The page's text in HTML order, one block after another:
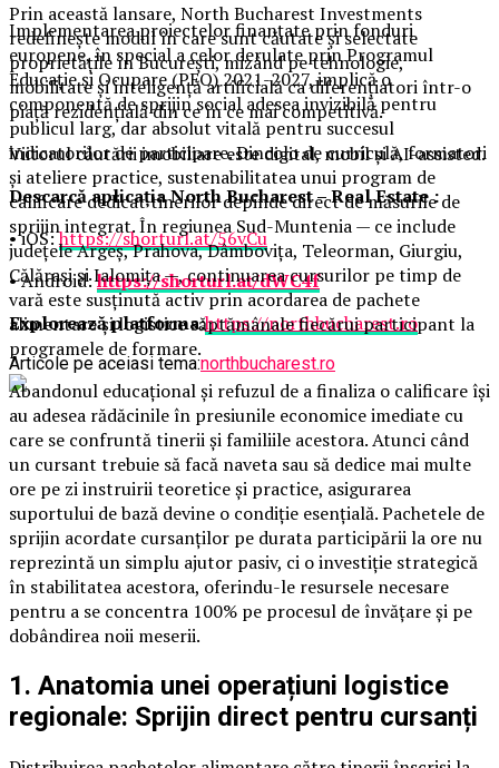
Prin această lansare, North Bucharest Investments
redefinește modul în care sunt căutate și selectate
proprietățile în București, mizând pe tehnologie,
mobilitate și inteligență artificială ca diferențiatori într-o
piață rezidențială din ce în ce mai competitivă.
Viitorul căutării imobiliare este digital, mobil și AI-assisted.
Descarcă aplicația North Bucharest – Real Estate :
• iOS:https://shorturl.at/56vCu
• Android:https://shorturl.at/dWC4f
Explorează platforma:https://northbucharest.ro
Articole pe aceiasi tema:northbucharest.ro
Implementarea proiectelor finanțate prin fonduri
europene, în special a celor derulate prin Programul
Educație și Ocupare (PEO) 2021-2027, implică o
componentă de sprijin social adesea invizibilă pentru
publicul larg, dar absolut vitală pentru succesul
indicatorilor de participare. Dincolo de curriculă, formatori
și ateliere practice, sustenabilitatea unui program de
calificare dedicat tinerilor depinde direct de măsurile de
sprijin integrat. În regiunea Sud-Muntenia — ce include
județele Argeș, Prahova, Dâmbovița, Teleorman, Giurgiu,
Călărași și Ialomița —, continuarea cursurilor pe timp de
vară este susținută activ prin acordarea de pachete
alimentare și logistice săptămânale fiecărui participant la
programele de formare.
Abandonul educațional și refuzul de a finaliza o calificare își
au adesea rădăcinile în presiunile economice imediate cu
care se confruntă tinerii și familiile acestora. Atunci când
un cursant trebuie să facă naveta sau să dedice mai multe
ore pe zi instruirii teoretice și practice, asigurarea
suportului de bază devine o condiție esențială. Pachetele de
sprijin acordate cursanților pe durata participării la ore nu
reprezintă un simplu ajutor pasiv, ci o investiție strategică
în stabilitatea acestora, oferindu-le resursele necesare
pentru a se concentra 100% pe procesul de învățare și pe
dobândirea noii meserii.
1. Anatomia unei operațiuni logistice
regionale: Sprijin direct pentru cursanți